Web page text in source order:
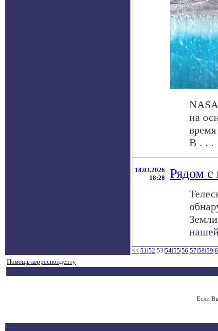
NASA
на
В . . .
18.03.2026
18:28
Рядом с
<< 51|52|53|54|55|56|57|58|59|
Помощь корреспонденту
Если